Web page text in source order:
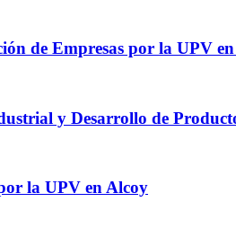
de Empresas por la UPV
y Desarrollo de
la UPV en Alcoy